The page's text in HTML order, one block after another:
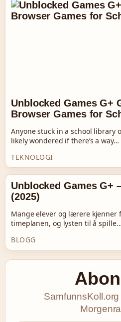
Unblocked Games G+
Browser Games for
Anyone stuck in a school library
likely wondered if there’s a way…
TEKNOLOGI
Unblocked Games G+
(2025)
Mange elever og lærere kjenner
timeplanen, og lysten til å spille…
BLOGG
SamfunnsKoll.org